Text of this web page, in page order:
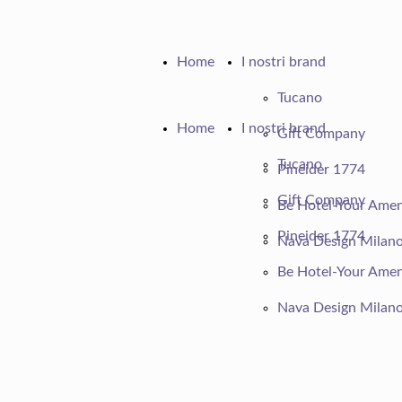
Home I nostri brand
Tucano
Gift Company
Pineider 1774
Be Hotel-Your
Nava Design
Home I nostri brand
Tucano
Gift Company
Pineider 1774
Be Hotel-Your
Nava Design